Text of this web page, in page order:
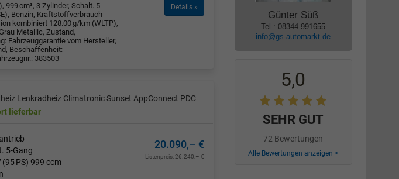
999 cm³, 3 Zylinder, Schalt. 5-
Benzin, Kraftstoffverbrauch
kombiniert 128.00 g/km (WLTP),
Metallic, Zustand,
Fahrzeuggarantie vom Hersteller,
Beschaffenheit:
383503
Details »
Lenkradheiz Climatronic Sunset AppConnect PDC
lieferbar
5-Gang
(95 PS) 999 ccm
20.090,– €
Listenpreis: 26.240,– €
Günter Süß
Tel.: 08344 991655
info@gs-automarkt.de
5,0
SEHR GUT
72 Bewertungen
Alle Bewertungen anzeigen >